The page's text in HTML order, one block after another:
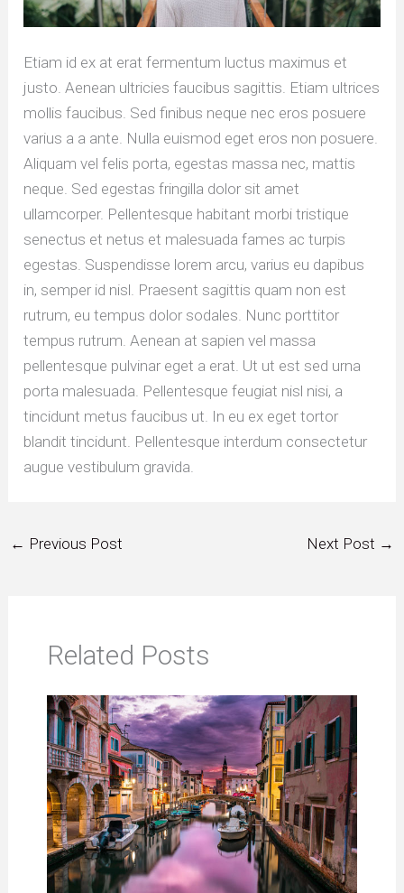
Etiam id ex at erat fermentum luctus maximus et
justo. Aenean ultricies faucibus sagittis. Etiam ultrices
mollis faucibus. Sed finibus neque nec eros posuere
varius a a ante. Nulla euismod eget eros non posuere.
Aliquam vel felis porta, egestas massa nec, mattis
neque. Sed egestas fringilla dolor sit amet
ullamcorper. Pellentesque habitant morbi tristique
senectus et netus et malesuada fames ac turpis
egestas. Suspendisse lorem arcu, varius eu dapibus
in, semper id nisl. Praesent sagittis quam non est
rutrum, eu tempus dolor sodales. Nunc porttitor
tempus rutrum. Aenean at sapien vel massa
pellentesque pulvinar eget a erat. Ut ut est sed urna
porta malesuada. Pellentesque feugiat nisl nisi, a
tincidunt metus faucibus ut. In eu ex eget tortor
blandit tincidunt. Pellentesque interdum consectetur
augue vestibulum gravida.
← Previous Post Next Post →
Related Posts